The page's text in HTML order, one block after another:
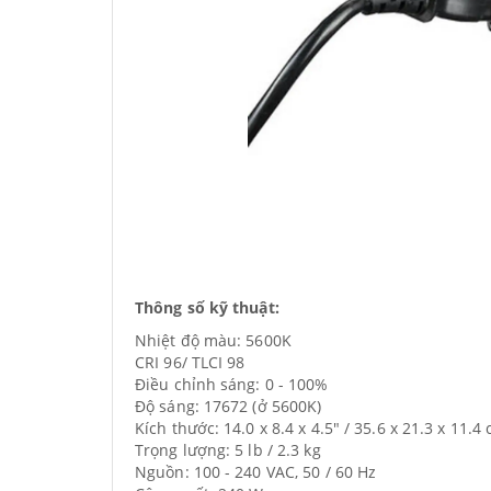
Thông số kỹ thuật:
Nhiệt độ màu: 5600K
CRI 96/ TLCI 98
Điều chỉnh sáng: 0 - 100%
Độ sáng: 17672 (ở 5600K)
Kích thước: 14.0 x 8.4 x 4.5" / 35.6 x 21.3 x 11.4
Trọng lượng: 5 lb / 2.3 kg
Nguồn: 100 - 240 VAC, 50 / 60 Hz